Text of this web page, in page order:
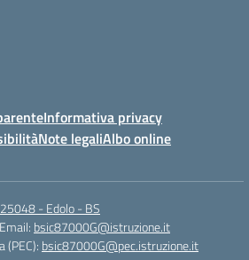
Informativa privacy
Note legaliAlbo online
- Edolo - BS
Email: bsic87000G@istruzione.it
(PEC): bsic87000G@pec.istruzione.it